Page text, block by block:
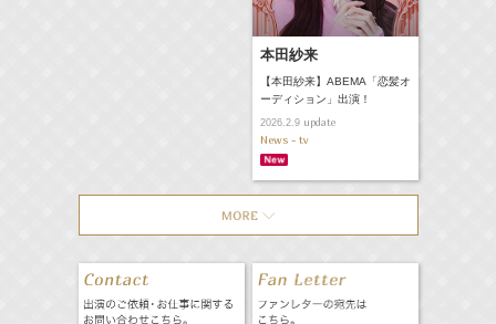
本田紗来
【本田紗来】ABEMA「恋髪オ
ーディション」出演！
2026.2.9update
News - tv